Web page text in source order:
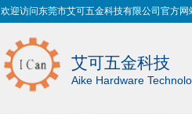
欢迎访问东莞市艾可五金科技有限公司官方网
艾可五金科技
Aike Hardware